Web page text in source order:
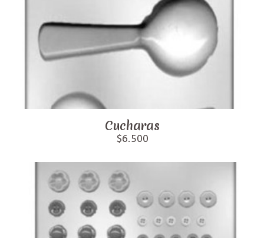
Cucharas
$6.500